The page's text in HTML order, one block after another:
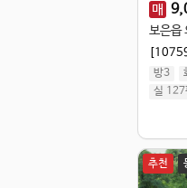
매
보은읍
방3
실 127
추천